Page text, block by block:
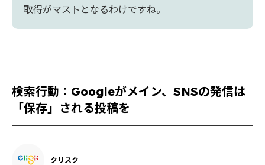
取得がマストとなるわけですね。
検索行動：Googleがメイン、SNSの発信は
「保存」される投稿を
クリスク